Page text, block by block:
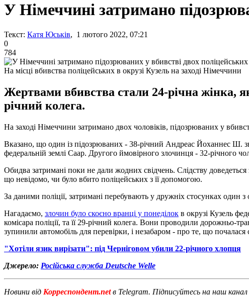
У Німеччині затримано
Текст: Катя Юськів, 1 лютого 2022, 07:21
0
784
На місці вбивства поліцейських в окрузі Кузель на заході Німеччини
Жертвами вбивства стали 24-річна жінка,
річний колега.
На заході Німеччини затримано двох чоловіків, підозрюваних у
Вказано, що один із підозрюваних - 38-річний Андреас Йоханнес Ш.
федеральній землі Саар. Другого ймовірного злочинця - 32-річного
Обидва затримані поки не дали жодних свідчень. Слідству
що невідомо, чи було вбито поліцейських з її допомогою.
За даними поліції, затримані перебувають у дружніх стосунках
Нагадаємо, злочин було скоєно вранці у понеділок в окрузі Кузель
комісара поліції, та її 29-річний колега. Вони проводили дорожньо-
зупинили автомобіль для перевірки, і незабаром - про те, що почалася
"Хотіли язик вирізати": під Черніговом убили 22-річного хлопця
Джерело: Російська служба Deutsche Welle
Новини від Корреспондент.netв Telegram. Підписуйтесь на наш канал